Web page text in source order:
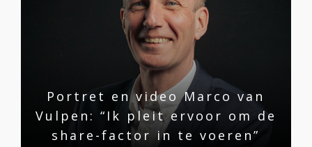
Portret en video Marco van
Vulpen: “Ik pleit ervoor om de
share-factor in te voeren”